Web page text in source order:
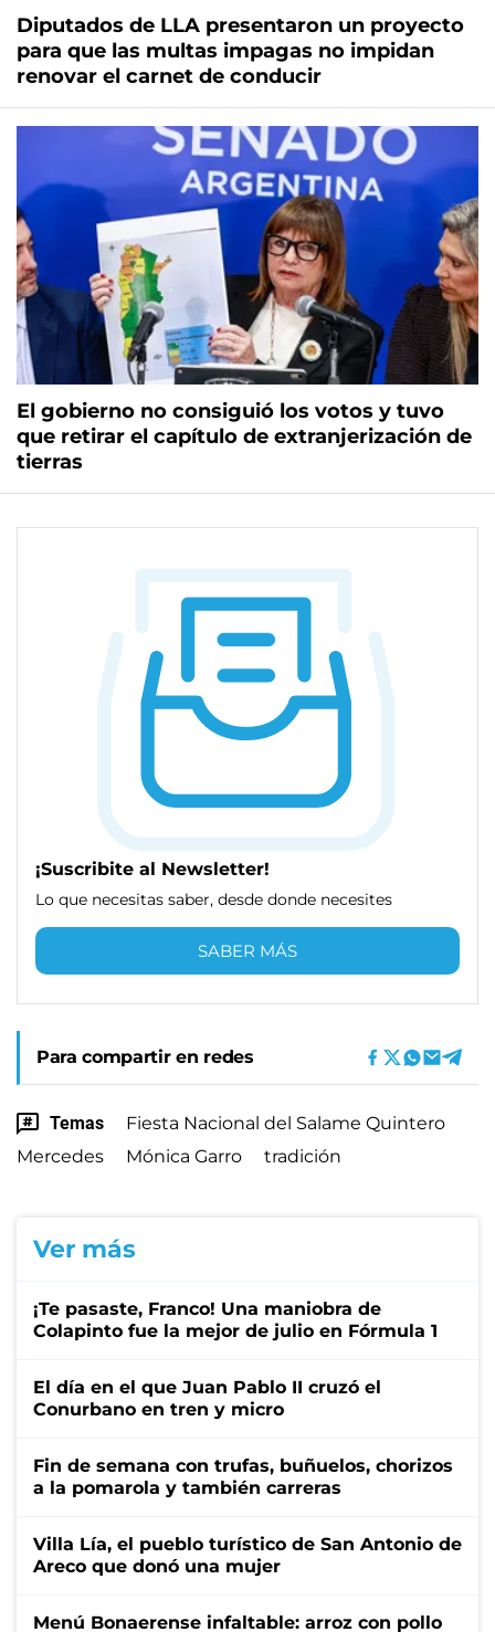
Diputados de LLA presentaron un proyecto
para que las multas impagas no impidan
renovar el carnet de conducir
El gobierno no consiguió los votos y tuvo
que retirar el capítulo de extranjerización de
tierras
¡Suscribite al Newsletter!
Lo que necesitas saber, desde donde necesites
SABER MÁS
Para compartir en redes
Temas
Fiesta Nacional del Salame Quintero
Mercedes
Mónica Garro tradición
Ver más
¡Te pasaste, Franco! Una maniobra de
Colapinto fue la mejor de julio en Fórmula 1
El día en el que Juan Pablo II cruzó el
Conurbano en tren y micro
Fin de semana con trufas, buñuelos, chorizos
a la pomarola y también carreras
Villa Lía, el pueblo turístico de San Antonio de
Areco que donó una mujer
Menú Bonaerense infaltable: arroz con pollo